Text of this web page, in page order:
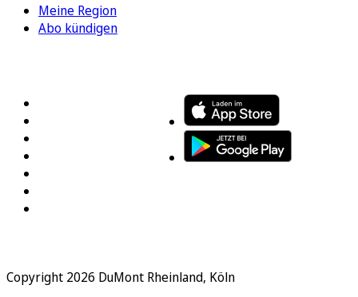
Meine Region
Abo kündigen
Copyright 2026 DuMont Rheinland, Köln